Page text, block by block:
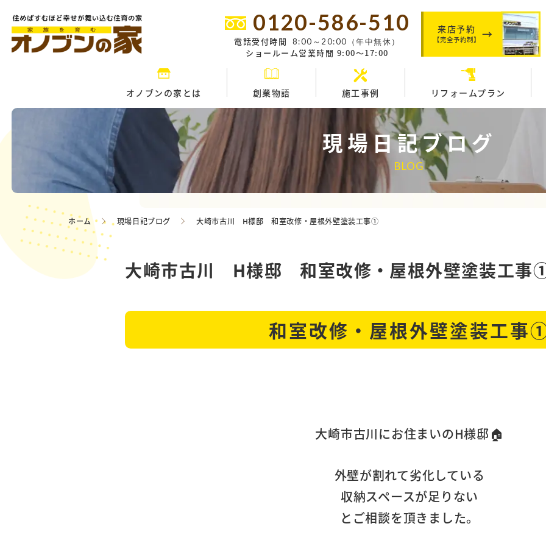
0120-586-510
電話受付時間 8:00～20:00（年中無休）
ショールーム営業時間 9:00～17:00
来店予約
【完全予約制】
オノブンの家とは 創業物語 施工事例 リフォームプラン
現場日記ブログ
BLOG
ホーム 現場日記ブログ 大崎市古川 H様邸 和室改修・屋根外壁塗装工事①
大崎市古川 H様邸 和室改修・屋根外壁塗装工事
和室改修・屋根外壁塗装工事
大崎市古川にお住まいのH様邸🏠
外壁が割れて劣化している
収納スペースが足りない
とご相談を頂きました。